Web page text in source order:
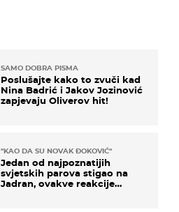
SAMO DOBRA PISMA
Poslušajte kako to zvuči kad
Nina Badrić i Jakov Jozinović
zapjevaju Oliverov hit!
"KAO DA SU NOVAK ĐOKOVIĆ"
Jedan od najpoznatijih
svjetskih parova stigao na
Jadran, ovakve reakcije